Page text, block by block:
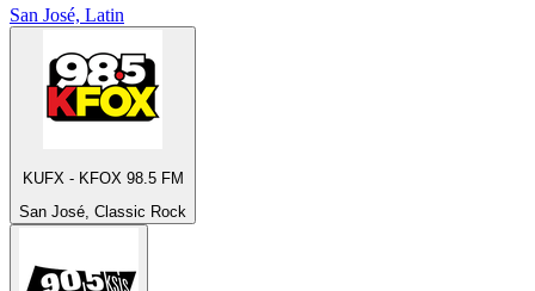
San José, Latin
KUFX - KFOX 98.5 FM
San José, Classic Rock